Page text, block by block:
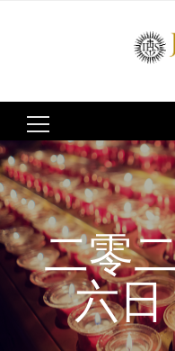
Search
for:
二零
六日